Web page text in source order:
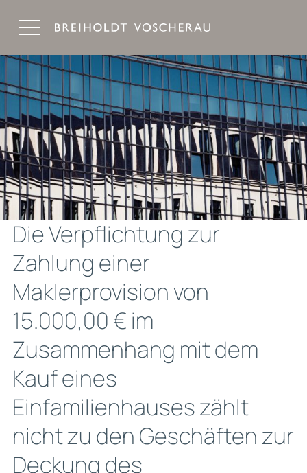
Die Verpflichtung zur
Zahlung einer
Maklerprovision von
15.000,00 € im
Zusammenhang mit dem
Kauf eines
Einfamilienhauses zählt
nicht zu den Geschäften zur
Deckung des